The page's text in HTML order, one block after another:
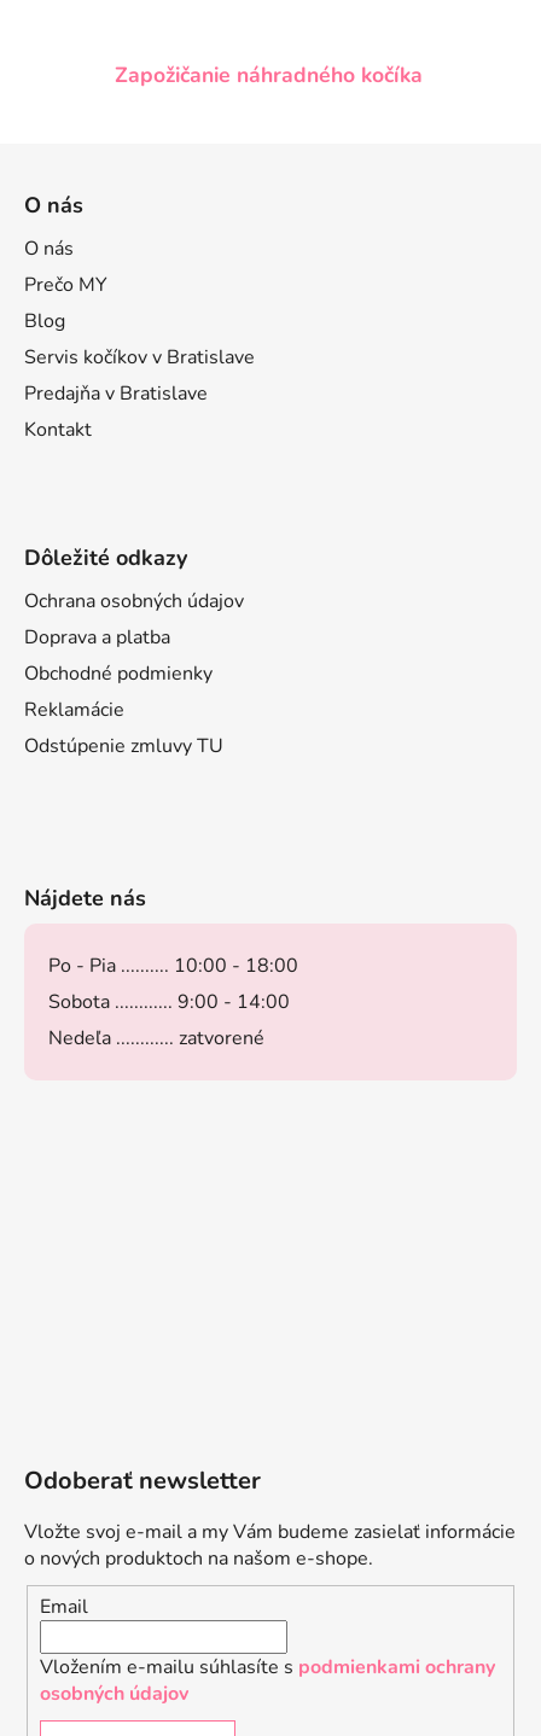
u
Zapožičanie náhradného kočíka
O nás
O nás
Prečo MY
Blog
Servis kočíkov v Bratislave
Predajňa v Bratislave
Kontakt
Dôležité odkazy
Ochrana osobných údajov
Doprava a platba
Obchodné podmienky
Reklamácie
Odstúpenie zmluvy TU
Nájdete nás
Po - Pia .......... 10:00 - 18:00
Sobota ............ 9:00 - 14:00
Nedeľa ............ zatvorené
Odoberať newsletter
Vložte svoj e-mail a my Vám budeme zasielať informácie
o nových produktoch na našom e-shope.
Email
Vložením e-mailu súhlasíte s podmienkami ochrany
osobných údajov